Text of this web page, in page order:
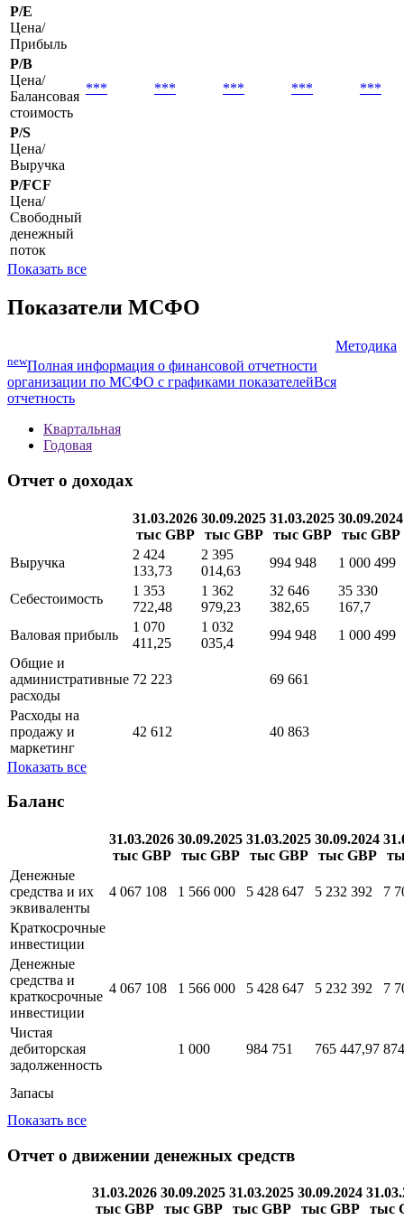
P/E
Цена/
Прибыль
P/B
Цена/
Балансовая
стоимость
*** *** *** *** ***
P/S
Цена/
Выручка
P/FCF
Цена/
Свободный
денежный
поток
Показать все
Показатели МСФО
Методика
newПолная информация о финансовой отчетности
организации по МСФО с графиками показателейВся
отчетность
Квартальная
Годовая
Отчет о доходах
31.03.2026
тыс GBP
30.09.2025
тыс GBP
31.03.2025
тыс GBP
30.09.2024
тыс GBP
Выручка
2 424
133,73
2 395
014,63
994 948 1 000 499
Себестоимость
1 353
722,48
1 362
979,23
32 646
382,65
35 330
167,7
Валовая прибыль
1 070
411,25
1 032
035,4
994 948
1 000 499
Общие и
административные
расходы
72 223 69 661
Расходы на
продажу и
маркетинг
42 612 40 863
Показать все
Баланс
31.03.2026
тыс GBP
30.09.2025
тыс GBP
31.03.2025
тыс GBP
30.09.2024
тыс GBP
Денежные
средства и их
эквиваленты
4 067 108 1 566 000 5 428 647 5 232 392 7
Краткосрочные
инвестиции
Денежные
средства и
краткосрочные
инвестиции
4 067 108 1 566 000 5 428 647 5 232 392 7
Чистая
дебиторская
задолженность
1 000 984 751 765 447,97
Запасы
Показать все
Отчет о движении денежных средств
31.03.2026
тыс GBP
30.09.2025
тыс GBP
31.03.2025
тыс GBP
30.09.2024
тыс GBP
тыс